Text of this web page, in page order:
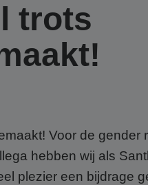
trots
Voor de gender
hebben wij als
plezier een bijdrage